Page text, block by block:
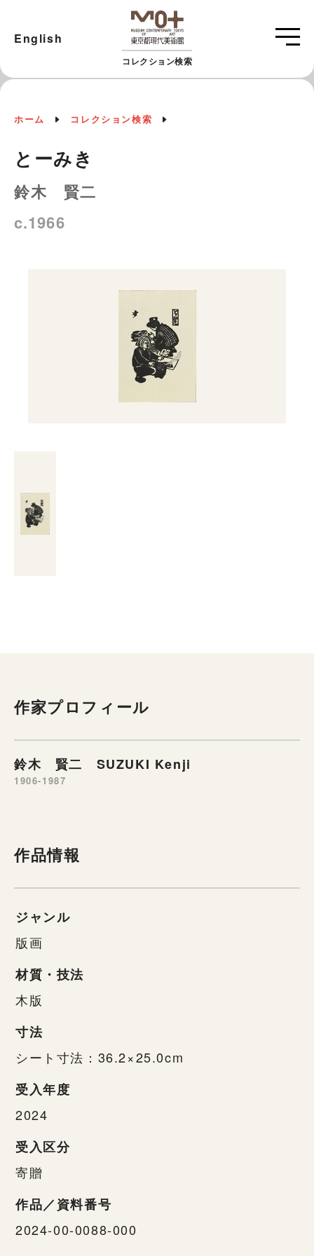
コレクション検索
English
ホーム コレクション検索
とーみき
鈴木 賢二
c.1966
作家プロフィール
鈴木 賢二 SUZUKI Kenji
1906-1987
作品情報
ジャンル
版画
材質・技法
木版
寸法
シート寸法：36.2×25.0cm
受入年度
2024
受入区分
寄贈
作品／資料番号
2024-00-0088-000